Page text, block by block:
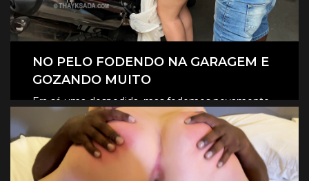
NO PELO FODENDO NA GARAGEM E
GOZANDO MUITO
Era só uma despedida, mas fodemos novamente
na garagem, e claro que foi no pelo, eles
revesaram gozar dentro de mim.
CLIQUE AQUI E ASSISTA